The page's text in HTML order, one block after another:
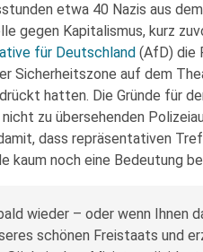
etwa 40 Nazis aus
gegen Kapitalismus, kurz
für Deutschland (AfD) die
Sicherheitszone auf dem
hatten. Die Gründe für
zu übersehenden
dass repräsentativen
noch eine Bedeutung
wieder – oder wenn Ihnen
schönen Freistaats und